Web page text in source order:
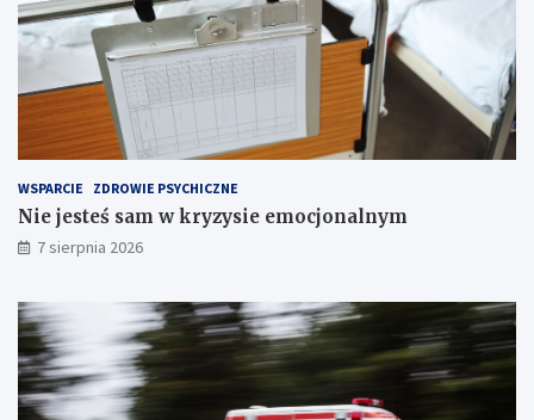
i
e
c
!
i
n
i
T
r
c
h
S
w
ó
w
!
WSPARCIE ZDROWIE PSYCHICZNE
Nie jesteś sam w kryzysie emocjonalnym
7 sierpnia 2026